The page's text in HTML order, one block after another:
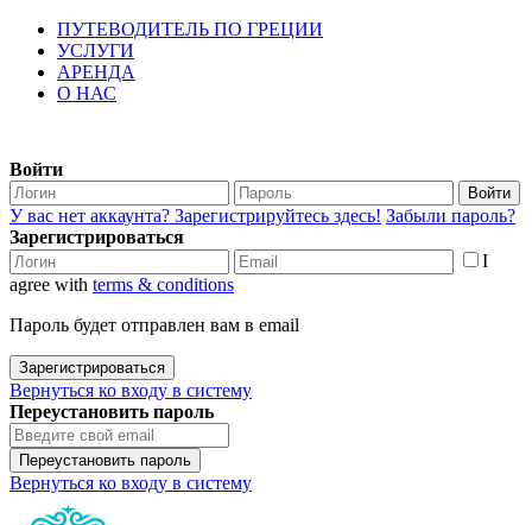
ПУТЕВОДИТЕЛЬ ПО ГРЕЦИИ
УСЛУГИ
АРЕНДА
О НАС
Войти
Войти
У вас нет аккаунта? Зарегистрируйтесь здесь! Забыли пароль?
Зарегистрироваться
I
agree with terms & conditions
Пароль будет отправлен вам в email
Зарегистрироваться
Вернуться ко входу в систему
Переустановить пароль
Переустановить пароль
Вернуться ко входу в систему